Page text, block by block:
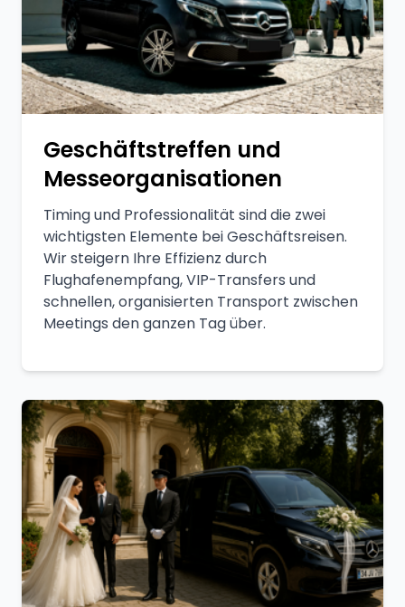
Geschäftstreffen und
Messeorganisationen
Timing und Professionalität sind die zwei
wichtigsten Elemente bei Geschäftsreisen.
Wir steigern Ihre Effizienz durch
Flughafenempfang, VIP-Transfers und
schnellen, organisierten Transport zwischen
Meetings den ganzen Tag über.